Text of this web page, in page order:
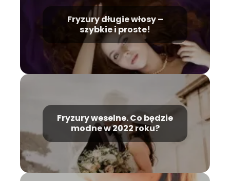
Fryzury długie włosy –
szybkie i proste!
Fryzury weselne. Co będzie
modne w 2022 roku?